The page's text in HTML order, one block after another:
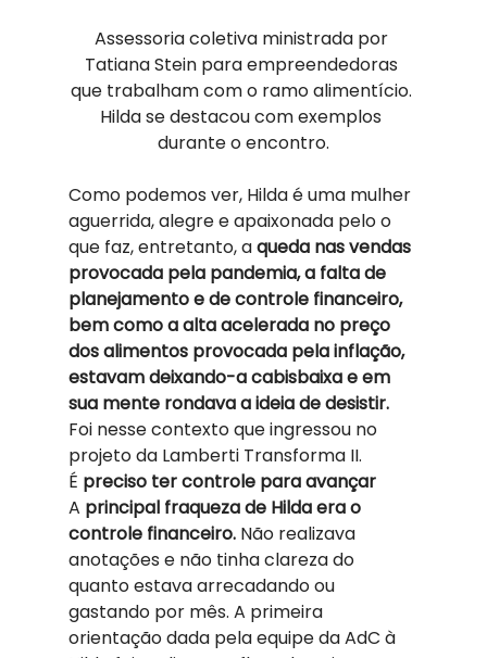
Assessoria coletiva ministrada por
Tatiana Stein para empreendedoras
que trabalham com o ramo alimentício.
Hilda se destacou com exemplos
durante o encontro.
Como podemos ver, Hilda é uma mulher
aguerrida, alegre e apaixonada pelo o
que faz, entretanto, a queda nas vendas
provocada pela pandemia, a falta de
planejamento e de controle financeiro,
bem como a alta acelerada no preço
dos alimentos provocada pela inflação,
estavam deixando-a cabisbaixa e em
sua mente rondava a ideia de desistir.
Foi nesse contexto que ingressou no
projeto da Lamberti Transforma II.
É preciso ter controle para avançar
A principal fraqueza de Hilda era o
controle financeiro. Não realizava
anotações e não tinha clareza do
quanto estava arrecadando ou
gastando por mês. A primeira
orientação dada pela equipe da AdC à